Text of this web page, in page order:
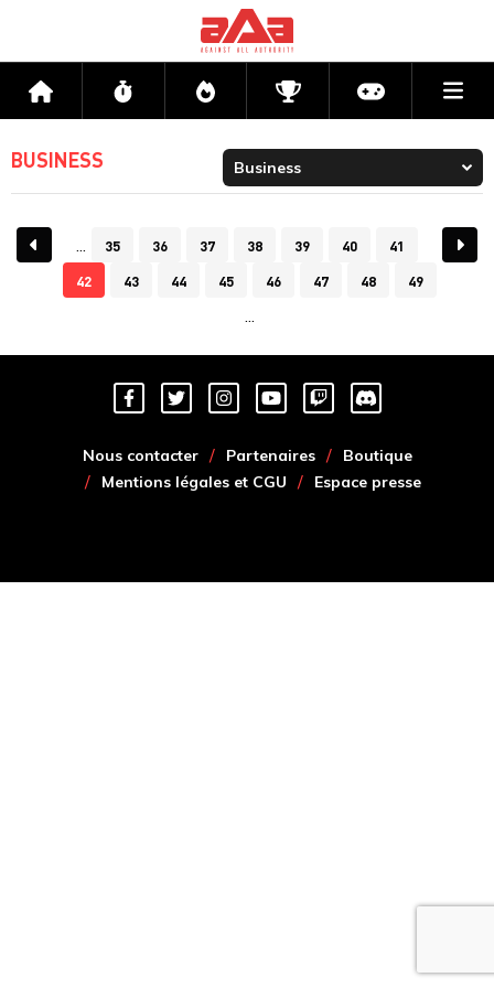
Accueil Flux Directs CompétitionsActu jeux
BUSINESS
35 36 37 38 39 40
41
42
43 44 45 46 47 48 49
Nous contacter Partenaires
Boutique
Mentions légales et CGU
Espace presse